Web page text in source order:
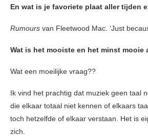
En wat is je favoriete plaat aller tijden
Rumours van Fleetwood Mac. ‘Just
Wat is het mooiste en het minst mooie
Wat een moeilijke vraag??
Ik vind het prachtig dat muziek geen taal
die elkaar totaal niet kennen of elkaars
toch hetzelfde of elkaar verstaan. Het is
zich.